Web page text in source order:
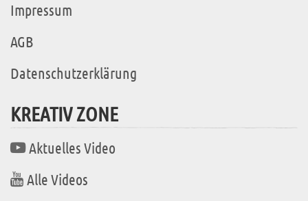
Impressum
AGB
Datenschutzerklärung
KREATIV ZONE
Aktuelles Video
Alle Videos